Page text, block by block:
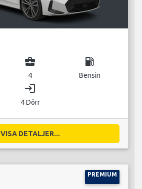
business_center
4
local_gas_station
Bensin
login
4 Dörr
VISA DETALJER...
PREMIUM